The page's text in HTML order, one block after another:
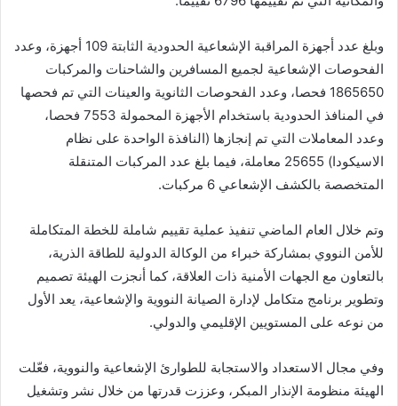
وبلغ عدد أجهزة المراقبة الإشعاعية الحدودية الثابتة 109 أجهزة، وعدد
الفحوصات الإشعاعية لجميع المسافرين والشاحنات والمركبات
1865650 فحصا، وعدد الفحوصات الثانوية والعينات التي تم فحصها
في المنافذ الحدودية باستخدام الأجهزة المحمولة 7553 فحصا،
وعدد المعاملات التي تم إنجازها (النافذة الواحدة على نظام
الاسيكودا) 25655 معاملة، فيما بلغ عدد المركبات المتنقلة
المتخصصة بالكشف الإشعاعي 6 مركبات.
وتم خلال العام الماضي تنفيذ عملية تقييم شاملة للخطة المتكاملة
للأمن النووي بمشاركة خبراء من الوكالة الدولية للطاقة الذرية،
بالتعاون مع الجهات الأمنية ذات العلاقة، كما أنجزت الهيئة تصميم
وتطوير برنامج متكامل لإدارة الصيانة النووية والإشعاعية، يعد الأول
من نوعه على المستويين الإقليمي والدولي.
وفي مجال الاستعداد والاستجابة للطوارئ الإشعاعية والنووية، فعّلت
الهيئة منظومة الإنذار المبكر، وعززت قدرتها من خلال نشر وتشغيل